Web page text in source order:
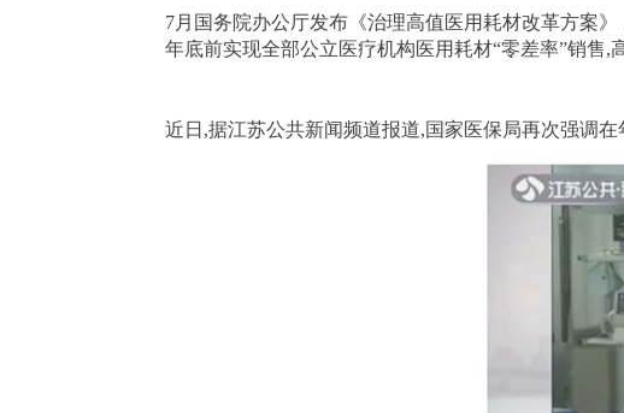
7月国务院办公厅发布《治理高值医用耗材改革方案
年底前实现全部公立医疗机构医用耗材“零差率”销售,
近日,据江苏公共新闻频道报道,国家医保局再次强调在